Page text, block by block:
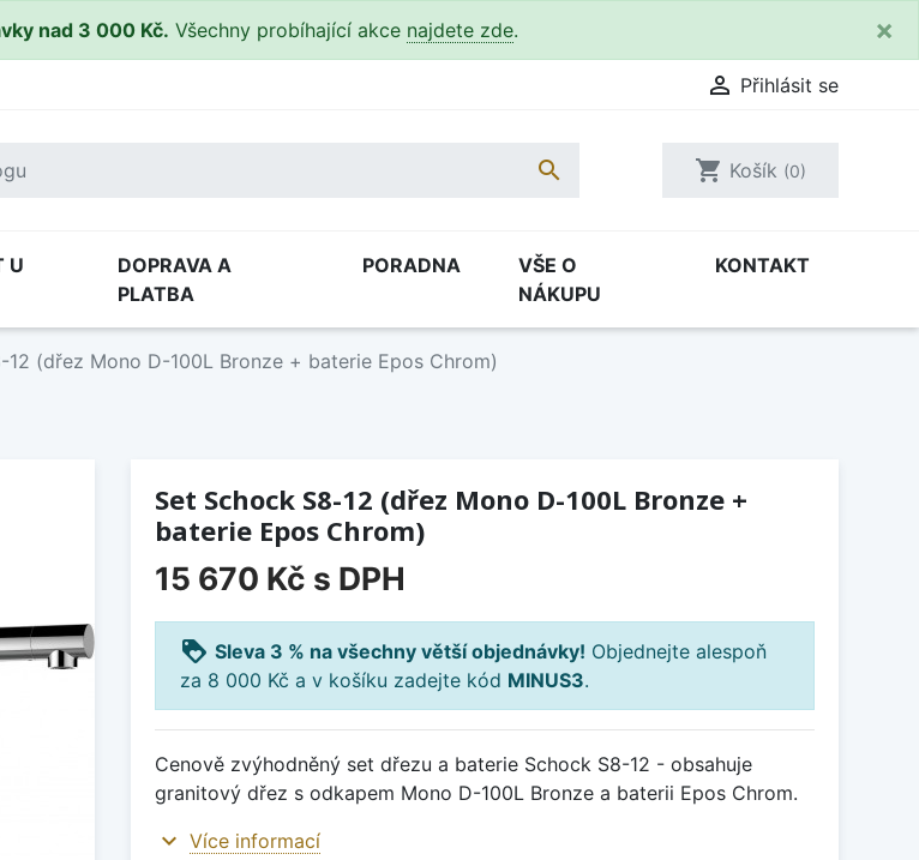
nad 3 000 Kč. Všechny probíhající akce najdete zde. ×
 Přihlásit se
 shopping_cart Košík (0)
U
DOPRAVA A
PLATBA
PORADNA
VŠE O
NÁKUPU
KONTAKT
12 (dřez Mono D-100L Bronze + baterie Epos Chrom)
Set Schock S8-12 (dřez Mono D-100L Bronze +
baterie Epos Chrom)
15 670 Kč s DPH
loyalty Sleva 3 % na všechny větší objednávky! Objednejte alespoň
za 8 000 Kč a v košíku zadejte kód MINUS3.
Cenově zvýhodněný set dřezu a baterie Schock S8-12 - obsahuje
granitový dřez s odkapem Mono D-100L Bronze a baterii Epos Chrom.
expand_more Více informací